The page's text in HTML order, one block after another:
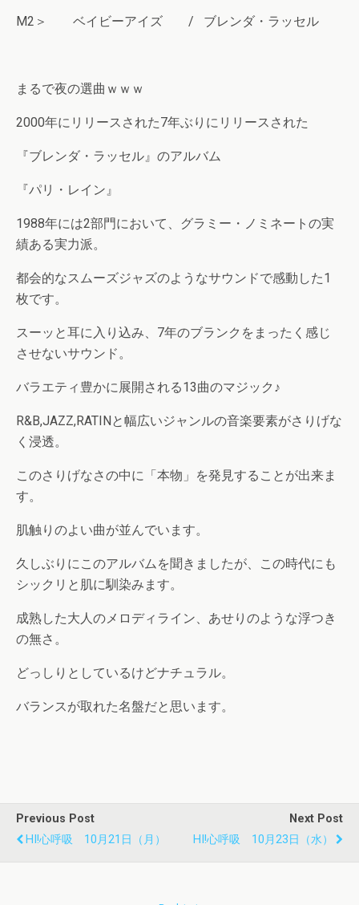
M2＞ ベイビーアイズ / ブレンダ・ラッセル
まるで夜の選曲ｗｗｗ
2000年にリリースされた7年ぶりにリリースされた
『ブレンダ・ラッセル』のアルバム
『パリ・レイン』
1988年には2部門において、グラミー・ノミネートの実
績ある実力派。
都会的なスムーズジャズのようなサウンドで感動した1
枚です。
スーッと耳に入り込み、7年のブランクをまったく感じ
させないサウンド。
バラエティ豊かに展開される13曲のマジック♪
R&B,JAZZ,RATINと幅広いジャンルの音楽要素がさりげな
く浸透。
このさりげなさの中に「本物」を発見することが出来ま
す。
肌触りのよい曲が並んでいます。
久しぶりにこのアルバムを聞きましたが、この時代にも
シックリと肌に馴染みます。
成熟した大人のメロディライン、あせりのような浮つき
の無さ。
どっしりとしているけどナチュラル。
バランスが取れた名盤だと思います。
Previous Post
HI!心呼吸 10月21日（月）
Next Post
HI!心呼吸 10月23日（水）